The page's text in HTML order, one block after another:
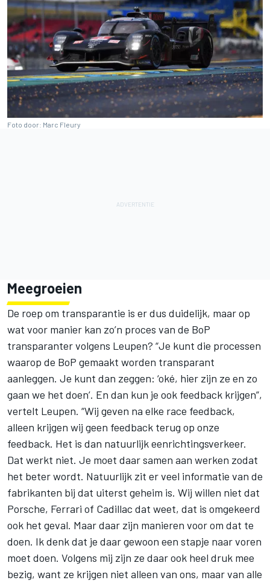
Foto door: Marc Fleury
Meegroeien
De roep om transparantie is er dus duidelijk, maar op
wat voor manier kan zo’n proces van de BoP
transparanter volgens Leupen? “Je kunt die processen
waarop de BoP gemaakt worden transparant
aanleggen. Je kunt dan zeggen: ‘oké, hier zijn ze en zo
gaan we het doen’. En dan kun je ook feedback krijgen”,
vertelt Leupen. “Wij geven na elke race feedback,
alleen krijgen wij geen feedback terug op onze
feedback. Het is dan natuurlijk eenrichtingsverkeer.
Dat werkt niet. Je moet daar samen aan werken zodat
het beter wordt. Natuurlijk zit er veel informatie van de
fabrikanten bij dat uiterst geheim is. Wij willen niet dat
Porsche, Ferrari of Cadillac dat weet, dat is omgekeerd
ook het geval. Maar daar zijn manieren voor om dat te
doen. Ik denk dat je daar gewoon een stapje naar voren
moet doen. Volgens mij zijn ze daar ook heel druk mee
bezig, want ze krijgen niet alleen van ons, maar van alle